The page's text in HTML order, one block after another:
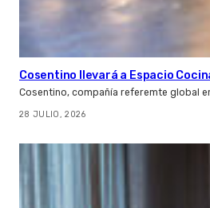
Cosentino llevará a Espacio
Cosentino, compañía referemte global
28 JULIO, 2026